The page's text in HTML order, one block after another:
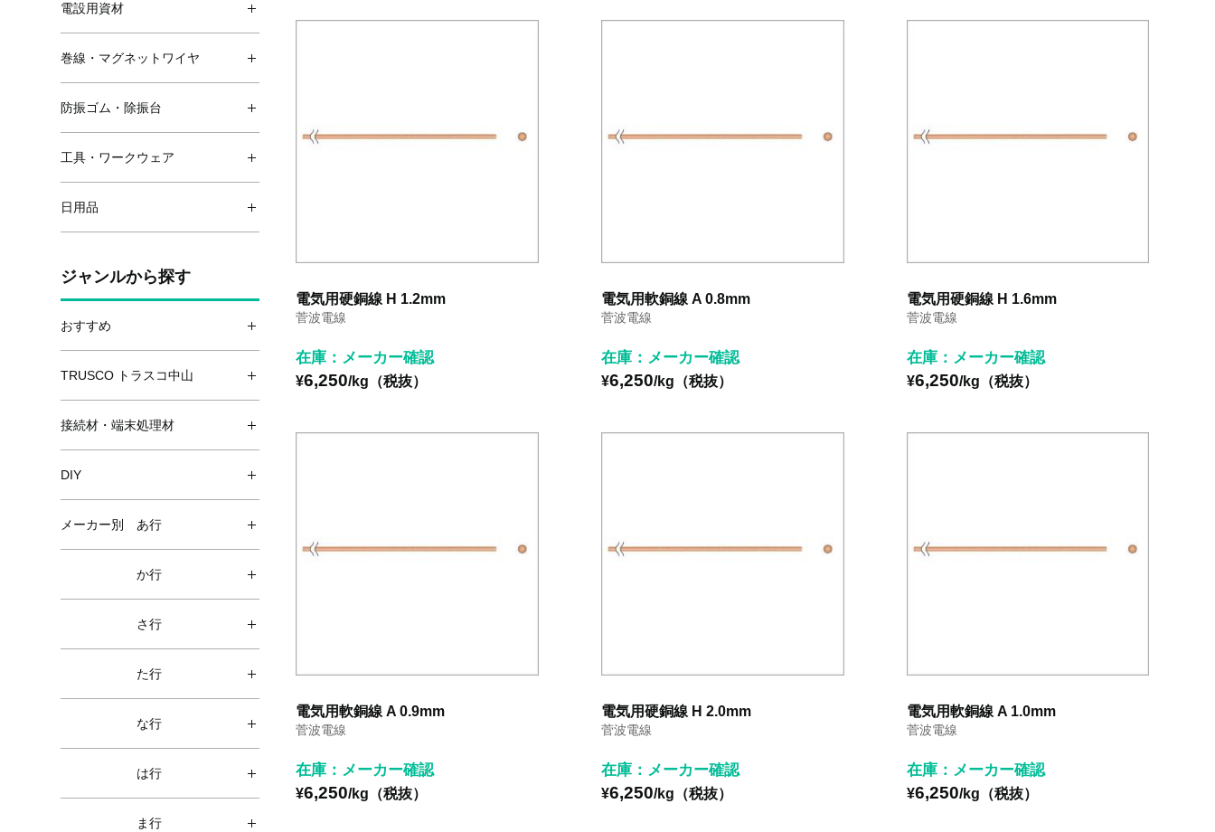
電気用硬銅線 H 1.2mm
菅波電線
在庫：メーカー確認
¥6,250/kg（税抜）
電気用軟銅線 A 0.8mm
菅波電線
在庫：メーカー確認
¥6,250/kg（税抜）
電気用硬銅線 H 1.6mm
菅波電線
在庫：メーカー確認
¥6,250/kg（税抜）
電気用軟銅線 A 0.9mm
菅波電線
在庫：メーカー確認
¥6,250/kg（税抜）
電気用硬銅線 H 2.0mm
菅波電線
在庫：メーカー確認
¥6,250/kg（税抜）
電気用軟銅線 A 1.0mm
菅波電線
在庫：メーカー確認
¥6,250/kg（税抜）
電設用資材
巻線・マグネットワイヤ
防振ゴム・除振台
工具・ワークウェア
日用品
ジャンルから探す
おすすめ
TRUSCO トラスコ中山
接続材・端末処理材
DIY
メーカー別 あ行
か行
さ行
た行
な行
は行
ま行